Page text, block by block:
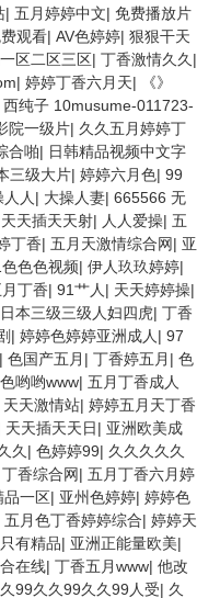
| 五月婷婷中文| 免费播放片
观看| AV色婷婷| 狠狠干天
区二区三区| 丁香激情久久 |
| 婷婷丁香六月天|
《》
西纯子 10musume-011723-
院一级片| 久久五月婷婷丁
合啪| 日韩精品视频中文字
三级大片| 婷婷六月色| 99
人 | 大操人妻| 665566 无
天天插天天射| 人人爱操| 五
丁香| 五月天激情综合网| 亚
色色视频| 伊人玖玖婷婷|
丁香| 91艹人 | 天天婷婷操|
本三级三级人妇四虎| 丁香
| 婷婷色婷婷亚洲成人 | 97
| 色国产五月 | 丁香婷五月 | 色
色哟哟www| 五月丁香成人
天天激情站| 婷婷五月天丁香
天天插天天日| 亚洲欧美成
久 | 色婷婷99| 久久久久久
香综合网| 五月丁香六月婷
品一区| 亚州色婷婷| 婷婷色
五月色丁香婷婷综合| 婷婷天
有精品| 亚洲正能量欧美|
在线| 丁香五月www| 他改
99久久99久久99人受| 久